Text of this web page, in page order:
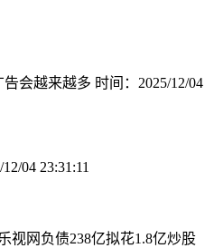
会越来越多 时间：2025/12/04
12/04 23:31:11
负债238亿拟花1.8亿炒股